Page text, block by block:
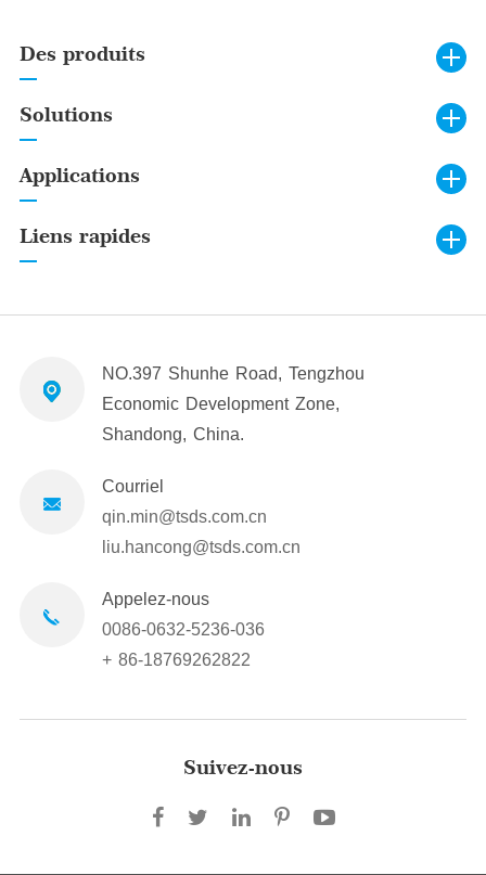
Des produits
Solutions
Applications
Liens rapides
NO.397 Shunhe Road, Tengzhou
Economic Development Zone,
Shandong, China.
Courriel
qin.min@tsds.com.cn
liu.hancong@tsds.com.cn
Appelez-nous
0086-0632-5236-036
+ 86-18769262822
Suivez-nous